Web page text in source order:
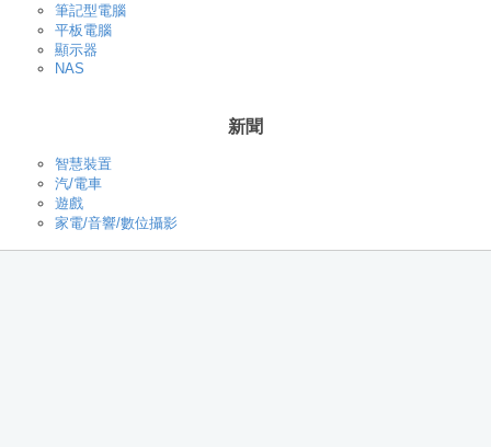
筆記型電腦
平板電腦
顯示器
NAS
新聞
智慧裝置
汽/電車
遊戲
家電/音響/數位攝影